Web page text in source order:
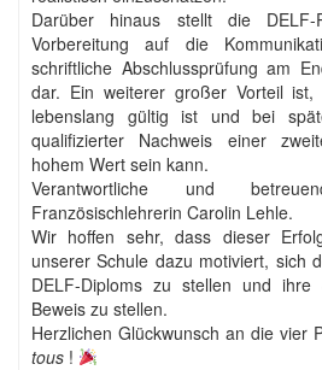
Darüber hinaus stellt die DELF-
Vorbereitung auf die
schriftliche Abschlussprüfung am
dar. Ein weiterer großer Vorteil ist,
lebenslang gültig ist und bei
qualifizierter Nachweis einer
hohem Wert sein kann.
Verantwortliche und
Französischlehrerin Carolin Lehle.
Wir hoffen sehr, dass dieser
unserer Schule dazu motiviert, sich
DELF-Diploms zu stellen und ihre
Beweis zu stellen.
Herzlichen Glückwunsch an die vier
tous !